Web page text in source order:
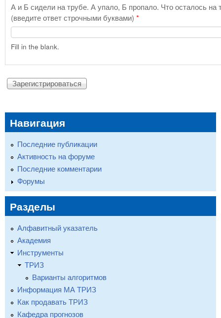
А и Б сидели на трубе. А упало, Б пропало. Что осталось на
(введите ответ строчными буквами)*
Fill in the blank.
Навигация
Последние публикации
Активность на форуме
Последние комментарии
Форумы
Разделы
Алфавитный указатель
Академия
Инструменты
ТРИЗ
Варианты алгоритмов
Информация МА ТРИЗ
Как продавать ТРИЗ
Кафедра прогнозов